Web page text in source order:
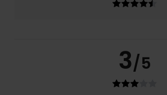
3/5